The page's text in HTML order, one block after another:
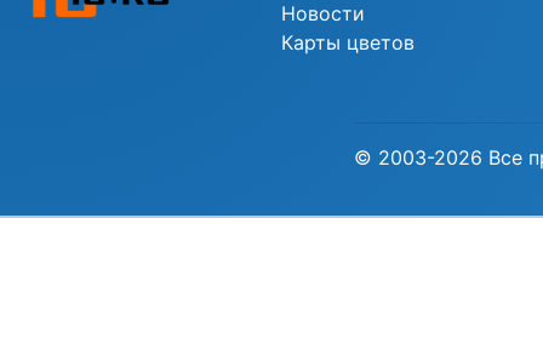
Новости
Карты цветов
© 2003-2026 Все